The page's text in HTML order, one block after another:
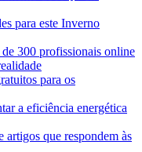
para este Inverno
300 profissionais online
para os
a eficiência energética
artigos que respondem às